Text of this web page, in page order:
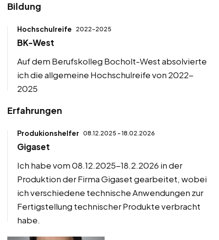
Bildung
Hochschulreife 2022-2025
BK-West
Auf dem Berufskolleg Bocholt-West absolvierte
ich die allgemeine Hochschulreife von 2022-
2025
Erfahrungen
Produkionshelfer 08.12.2025 - 18.02.2026
Gigaset
Ich habe vom 08.12.2025-18.2.2026 in der
Produktion der Firma Gigaset gearbeitet, wobei
ich verschiedene technische Anwendungen zur
Fertigstellung technischer Produkte verbracht
habe.